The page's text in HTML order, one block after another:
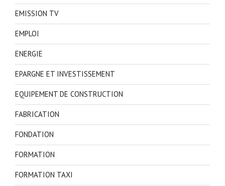
EMISSION TV
EMPLOI
ENERGIE
EPARGNE ET INVESTISSEMENT
EQUIPEMENT DE CONSTRUCTION
FABRICATION
FONDATION
FORMATION
FORMATION TAXI